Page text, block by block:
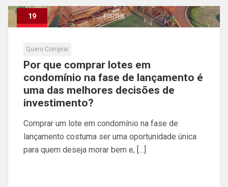
19
Quero Comprar
Por que comprar lotes em
condomínio na fase de lançamento é
uma das melhores decisões de
investimento?
Comprar um lote em condomínio na fase de
lançamento costuma ser uma oportunidade única
para quem deseja morar bem e, […]